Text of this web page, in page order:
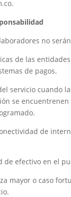
no
de las
de pagos.
servicio cuando
se
de
efectivo en el
mayor o caso